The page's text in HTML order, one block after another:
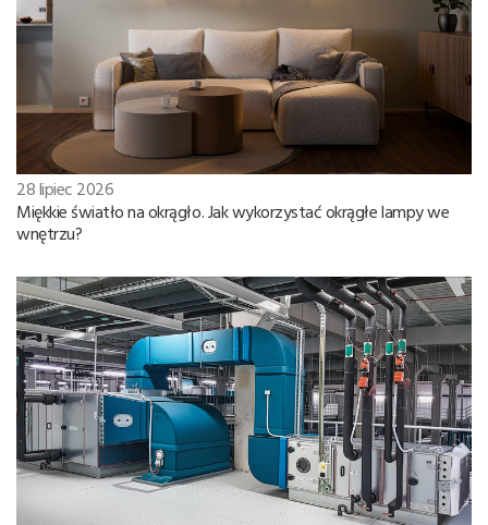
28 lipiec 2026
Miękkie światło na okrągło. Jak wykorzystać okrągłe lampy we
wnętrzu?